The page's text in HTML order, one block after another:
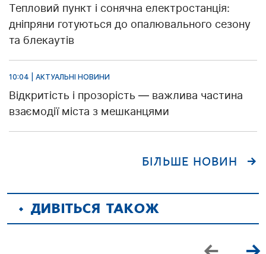
Тепловий пункт і сонячна електростанція:
дніпряни готуються до опалювального сезону
та блекаутів
10:04 | АКТУАЛЬНІ НОВИНИ
Відкритість і прозорість — важлива частина
взаємодії міста з мешканцями
БІЛЬШЕ НОВИН
ДИВІТЬСЯ ТАКОЖ